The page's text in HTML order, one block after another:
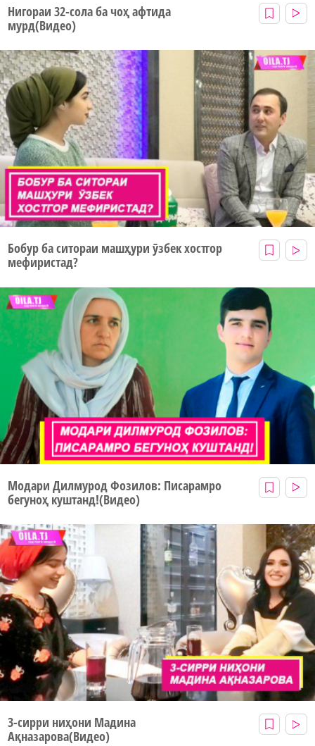
Нигораи 32-сола ба чоҳ афтида
мурд(Видео)
Бобур ба ситораи машҳури ӯзбек хостгор
мефиристад?
Модари Дилмурод Фозилов: Писарамро
бегуноҳ куштанд!(Видео)
3-сирри ниҳони Мадина
Ақназарова(Видео)